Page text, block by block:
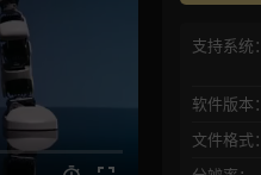
支持系统：
软件版本：
文件格式：